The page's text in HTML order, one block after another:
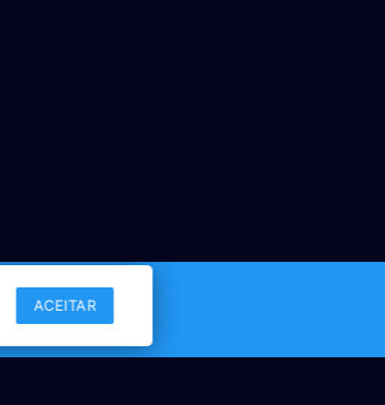
ACEITAR